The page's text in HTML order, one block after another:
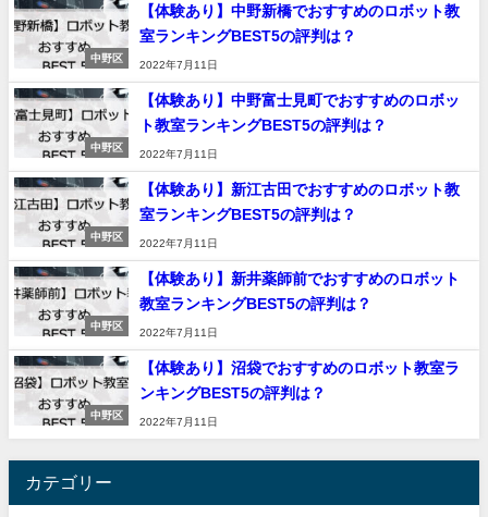
中野区
【体験あり】中野新橋でおすすめのロボット教
室ランキングBEST5の評判は？
2022年7月11日
中野区
【体験あり】中野富士見町でおすすめのロボッ
ト教室ランキングBEST5の評判は？
2022年7月11日
中野区
【体験あり】新江古田でおすすめのロボット教
室ランキングBEST5の評判は？
2022年7月11日
中野区
【体験あり】新井薬師前でおすすめのロボット
教室ランキングBEST5の評判は？
2022年7月11日
中野区
【体験あり】沼袋でおすすめのロボット教室ラ
ンキングBEST5の評判は？
2022年7月11日
カテゴリー